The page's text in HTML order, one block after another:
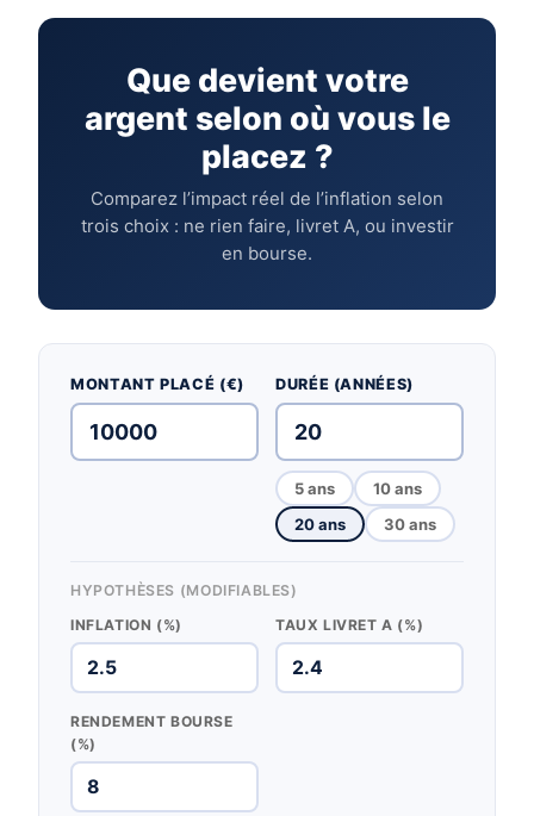
Que devient votre
argent selon où vous le
placez ?
Comparez l’impact réel de l’inflation selon
trois choix : ne rien faire, livret A, ou investir
en bourse.
MONTANT PLACÉ (€) DURÉE (ANNÉES)
5 ans
10 ans
20 ans
30 ans
HYPOTHÈSES (MODIFIABLES)
INFLATION (%)
TAUX LIVRET A (%)
RENDEMENT BOURSE
(%)